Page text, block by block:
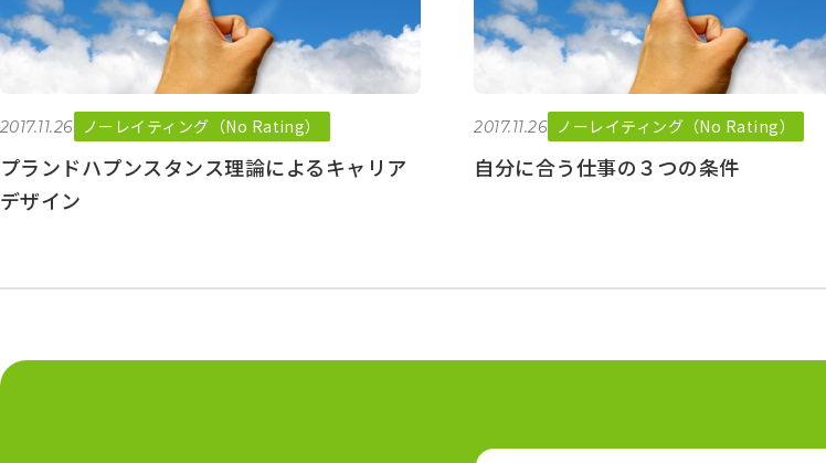
2017.11.26 ノーレイティング（No Rating）
プランドハプンスタンス理論によるキャリア
デザイン
2017.11.26 ノーレイティング（No Rating）
自分に合う仕事の３つの条件